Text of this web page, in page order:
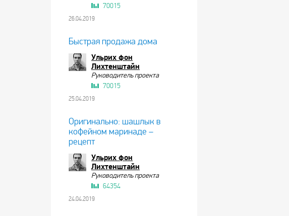
70015
26.04.2019
Быстрая продажа дома
Ульрих фон
Лихтенштайн
Руководитель проекта
70015
25.04.2019
Оригинально: шашлык в
кофейном маринаде –
рецепт
Ульрих фон
Лихтенштайн
Руководитель проекта
64354
24.04.2019